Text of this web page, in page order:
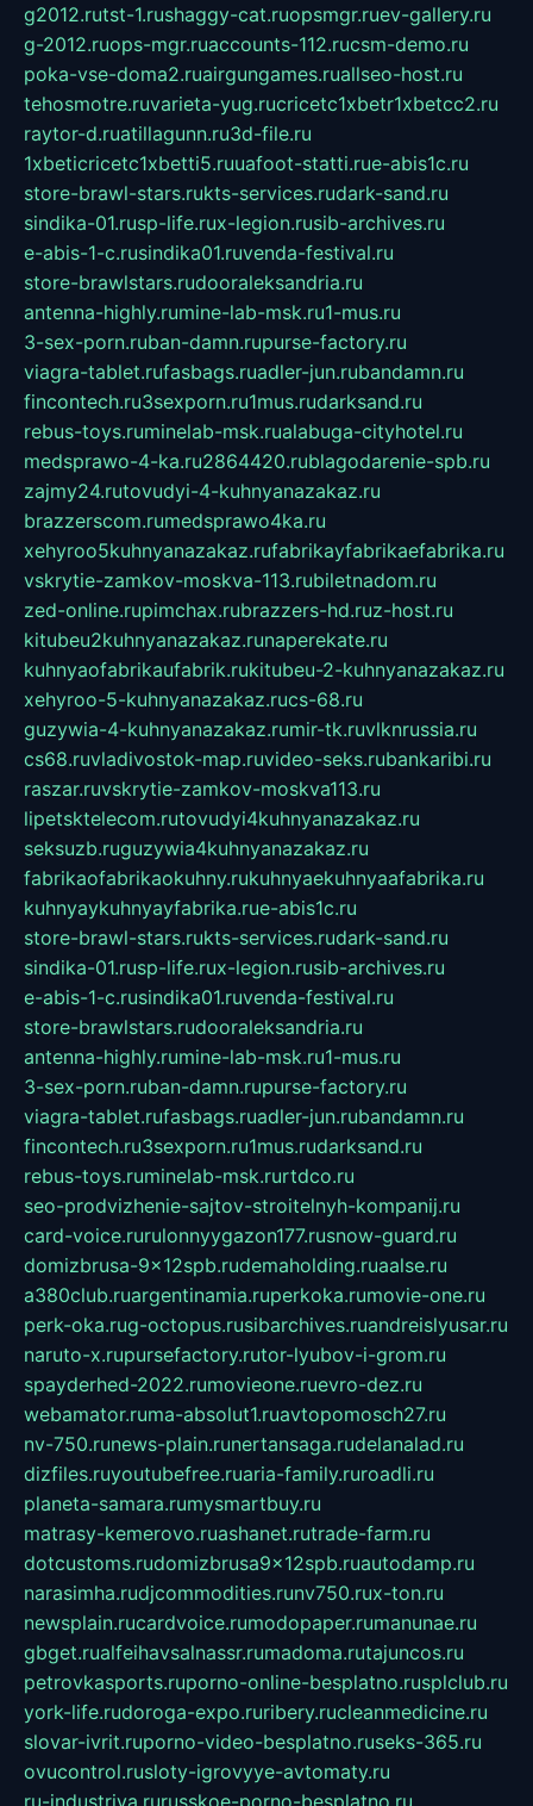
g2012.rutst-1.rushaggy-cat.ruopsmgr.ruev-gallery.ru
g-2012.ruops-mgr.ruaccounts-112.rucsm-demo.ru
poka-vse-doma2.ruairgungames.ruallseo-host.ru
tehosmotre.ruvarieta-yug.rucricetc1xbetr1xbetcc2.ru
raytor-d.ruatillagunn.ru3d-file.ru
1xbeticricetc1xbetti5.ruuafoot-statti.rue-abis1c.ru
store-brawl-stars.rukts-services.rudark-sand.ru
sindika-01.rusp-life.rux-legion.rusib-archives.ru
e-abis-1-c.rusindika01.ruvenda-festival.ru
store-brawlstars.rudooraleksandria.ru
antenna-highly.rumine-lab-msk.ru1-mus.ru
3-sex-porn.ruban-damn.rupurse-factory.ru
viagra-tablet.rufasbags.ruadler-jun.rubandamn.ru
fincontech.ru3sexporn.ru1mus.rudarksand.ru
rebus-toys.ruminelab-msk.rualabuga-cityhotel.ru
medsprawo-4-ka.ru2864420.rublagodarenie-spb.ru
zajmy24.rutovudyi-4-kuhnyanazakaz.ru
brazzerscom.rumedsprawo4ka.ru
xehyroo5kuhnyanazakaz.rufabrikayfabrikaefabrika.ru
vskrytie-zamkov-moskva-113.rubiletnadom.ru
zed-online.rupimchax.rubrazzers-hd.ruz-host.ru
kitubeu2kuhnyanazakaz.runaperekate.ru
kuhnyaofabrikaufabrik.rukitubeu-2-kuhnyanazakaz.ru
xehyroo-5-kuhnyanazakaz.rucs-68.ru
guzywia-4-kuhnyanazakaz.rumir-tk.ruvlknrussia.ru
cs68.ruvladivostok-map.ruvideo-seks.rubankaribi.ru
raszar.ruvskrytie-zamkov-moskva113.ru
lipetsktelecom.rutovudyi4kuhnyanazakaz.ru
seksuzb.ruguzywia4kuhnyanazakaz.ru
fabrikaofabrikaokuhny.rukuhnyaekuhnyaafabrika.ru
kuhnyaykuhnyayfabrika.rue-abis1c.ru
store-brawl-stars.rukts-services.rudark-sand.ru
sindika-01.rusp-life.rux-legion.rusib-archives.ru
e-abis-1-c.rusindika01.ruvenda-festival.ru
store-brawlstars.rudooraleksandria.ru
antenna-highly.rumine-lab-msk.ru1-mus.ru
3-sex-porn.ruban-damn.rupurse-factory.ru
viagra-tablet.rufasbags.ruadler-jun.rubandamn.ru
fincontech.ru3sexporn.ru1mus.rudarksand.ru
rebus-toys.ruminelab-msk.rurtdco.ru
seo-prodvizhenie-sajtov-stroitelnyh-kompanij.ru
card-voice.rurulonnyygazon177.rusnow-guard.ru
domizbrusa-9x12spb.rudemaholding.ruaalse.ru
a380club.ruargentinamia.ruperkoka.rumovie-one.ru
perk-oka.rug-octopus.rusibarchives.ruandreislyusar.ru
naruto-x.rupursefactory.rutor-lyubov-i-grom.ru
spayderhed-2022.rumovieone.ruevro-dez.ru
webamator.ruma-absolut1.ruavtopomosch27.ru
nv-750.runews-plain.runertansaga.rudelanalad.ru
dizfiles.ruyoutubefree.ruaria-family.ruroadli.ru
planeta-samara.rumysmartbuy.ru
matrasy-kemerovo.ruashanet.rutrade-farm.ru
dotcustoms.rudomizbrusa9x12spb.ruautodamp.ru
narasimha.rudjcommodities.runv750.rux-ton.ru
newsplain.rucardvoice.rumodopaper.rumanunae.ru
gbget.rualfeihavsalnassr.rumadoma.rutajuncos.ru
petrovkasports.ruporno-online-besplatno.rusplclub.ru
york-life.rudoroga-expo.ruribery.rucleanmedicine.ru
slovar-ivrit.ruporno-video-besplatno.ruseks-365.ru
ovucontrol.rusloty-igrovyye-avtomaty.ru
ru-industriya.rurusskoe-porno-besplatno.ru